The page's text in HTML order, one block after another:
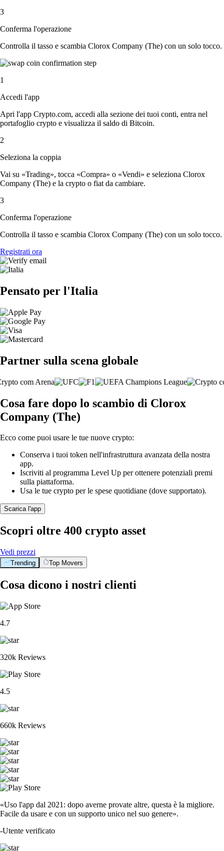
3
Conferma l'operazione
Controlla il tasso e scambia Clorox Company (The) con un solo tocco.
1
Accedi l'app
Apri l'app Crypto.com, accedi alla sezione dei tuoi conti, entra nel
portafoglio crypto e visualizza il saldo di Bitcoin.
2
Seleziona la coppia
Vai su «Trading», tocca «Compra» o «Vendi» e seleziona Clorox
Company (The) e la crypto o fiat da cambiare.
3
Conferma l'operazione
Controlla il tasso e scambia Clorox Company (The) con un solo tocco.
Registrati ora
Pensato per l'Italia
Partner sulla scena globale
Cosa fare dopo lo scambio di Clorox
Company (The)
Ecco come puoi usare le tue nuove crypto:
Conserva i tuoi token nell'infrastruttura avanzata della nostra
app.
Iscriviti al programma Level Up per ottenere potenziali premi
sulla piattaforma.
Usa le tue crypto per le spese quotidiane (dove supportato).
Scarica l'app
Scopri oltre 400 crypto asset
Vedi prezzi
Trending Top Movers
Cosa dicono i nostri clienti
4.7
320k Reviews
4.5
660k Reviews
«Uso l'app dal 2021: dopo averne provate altre, questa è la migliore.
Facile da usare e con un supporto unico nel suo genere».
-Utente verificato